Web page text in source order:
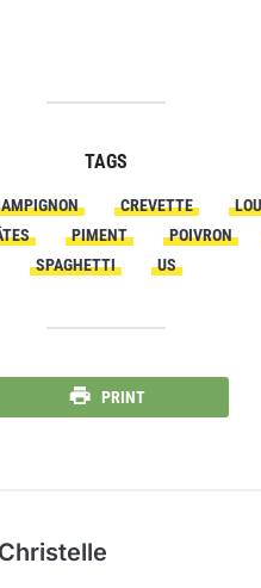
TAGS
CREVETTE
PIMENT POIVRON
SPAGHETTI
US
PRINT
Christelle